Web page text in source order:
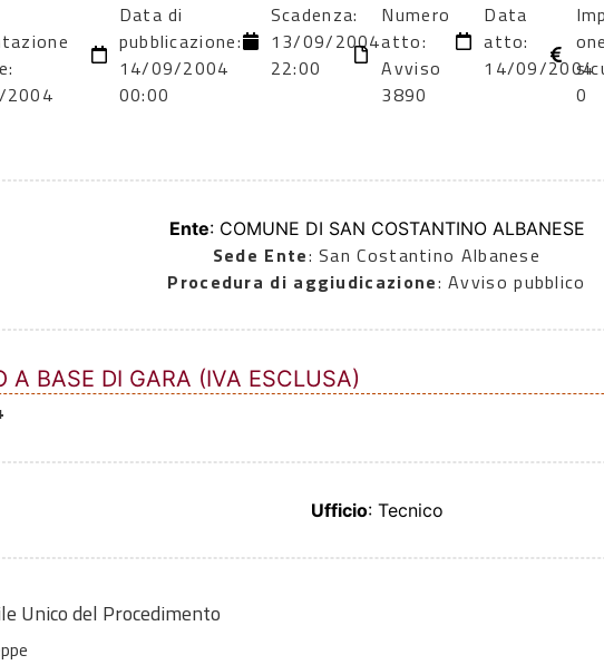
Data di
pubblicazione:
14/09/2004
00:00
Scadenza:
13/09/2004
22:00
Numero
atto:
Avviso
3890
Data
atto:
14/09/2004
0
Ente: COMUNE DI SAN COSTANTINO ALBANESE
Sede Ente: San Costantino Albanese
Procedura di aggiudicazione: Avviso pubblico
A BASE DI GARA (IVA ESCLUSA)
Ufficio: Tecnico
Unico del Procedimento